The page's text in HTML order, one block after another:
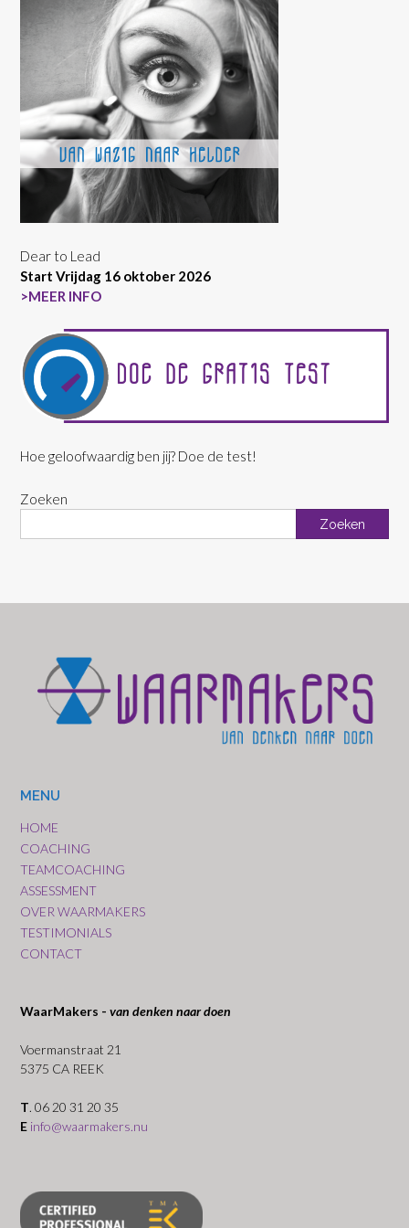
Dear to Lead
Start Vrijdag 16 oktober 2026
>MEER INFO
Hoe geloofwaardig ben jij? Doe de test!
Zoeken
Zoeken
MENU
HOME
COACHING
TEAMCOACHING
ASSESSMENT
OVER WAARMAKERS
TESTIMONIALS
CONTACT
WaarMakers - van denken naar doen
Voermanstraat 21
5375 CA REEK
T. 06 20 31 20 35
E info@waarmakers.nu